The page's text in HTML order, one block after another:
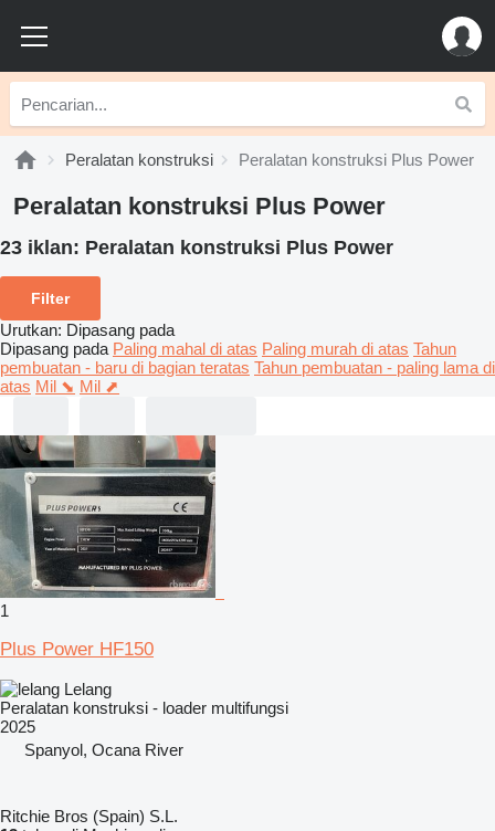
Peralatan konstruksi Peralatan konstruksi Plus Power
Peralatan konstruksi Plus Power
23 iklan: Peralatan konstruksi Plus Power
Filter
Urutkan: Dipasang pada
Dipasang pada Paling mahal di atas Paling murah di atas Tahun
pembuatan - baru di bagian teratas Tahun pembuatan - paling lama di
atas Mil ⬊ Mil ⬈
1
Plus Power HF150
Lelang
Peralatan konstruksi - loader multifungsi
2025
Spanyol, Ocana River
Ritchie Bros (Spain) S.L.